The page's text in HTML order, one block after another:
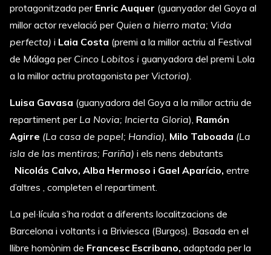
protagonitzada per Enric Auquer (guanyador del Goya al
millor actor revelació perQuien a hierro mata; Vida
perfecta) i Laia Costa (premi a la millor actriu al Festival
de Málaga per Cinco Lobitos i guanyadora del premi Lola
a la millor actriu protagonista perVictoria).
Luisa Gavasa (guanyadora del Goya a la millor actriu de
repartiment per La Novia; Incierta Gloria), Ramón
Agirre (La casa de papel; Handia), Milo Taboada (La
isla de las mentiras; Fariña) i els nens debutants
Nicolás Calvo, Alba Hermoso i Gael Aparício, entre
d’altres , completen el repartiment.
La pel·lícula s’ha rodat a diferents localitzacions de
Barcelona i voltants i a Briviesca (Burgos). Basada en el
llibre homònim de Francesc Escribano, adaptada per la